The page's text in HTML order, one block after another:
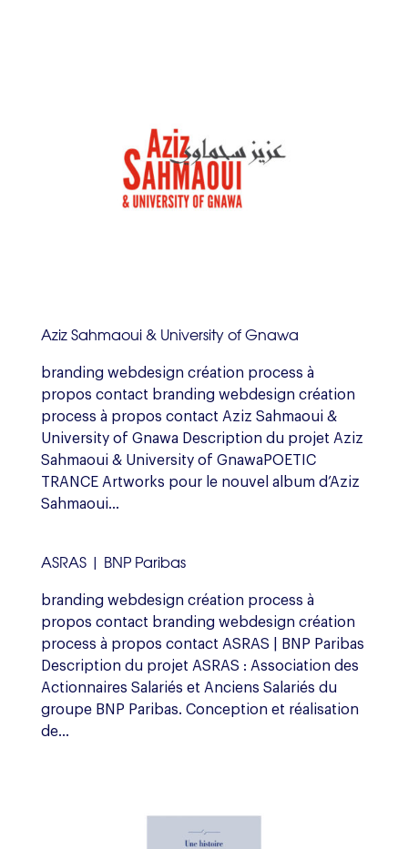
Aziz Sahmaoui & University of Gnawa
branding webdesign création process à
propos contact branding webdesign création
process à propos contact Aziz Sahmaoui &
University of Gnawa Description du projet Aziz
Sahmaoui & University of GnawaPOETIC
TRANCE Artworks pour le nouvel album d’Aziz
Sahmaoui...
ASRAS | BNP Paribas
branding webdesign création process à
propos contact branding webdesign création
process à propos contact ASRAS | BNP Paribas
Description du projet ASRAS : Association des
Actionnaires Salariés et Anciens Salariés du
groupe BNP Paribas. Conception et réalisation
de...